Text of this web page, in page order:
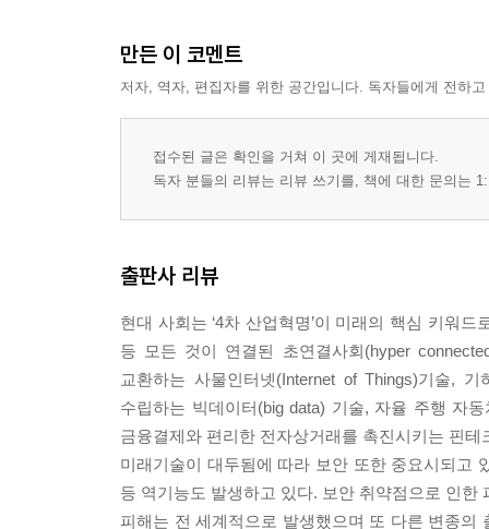
공짜 라면의 비밀
정보유출로 인한 피해
나를 다 아는 보이스피싱
내가 어디에 있는지 알리지 마라
사이버스토킹
나를 감시하는 사람들
내 정보의 가치
IoT를 통한 사생활 노출
4장. 지금은 스마트폰 시대
나의 분신, 스마트폰
스마트폰은 내 정보 창고
스마트폰의 화면 잠금
사과폰이 더 안전한 걸까?
주소 변경 문자의 비밀
만든 이 코멘트
저자, 역자, 편집자를 위한 공간입니다. 독자들에게 전하
접수된 글은 확인을 거쳐 이 곳에 게재됩니다.
독자 분들의 리뷰는 리뷰 쓰기를, 책에 대한 문의는
출판사 리뷰
현대 사회는 ‘4차 산업혁명’이 미래의 핵심 키워
등 모든 것이 연결된 초연결사회(hyper
교환하는 사물인터넷(Internet of Things)기술,
수립하는 빅데이터(big data) 기술, 자율 주행 자
금융결제와 편리한 전자상거래를 촉진시키는 핀
미래기술이 대두됨에 따라 보안 또한 중요시되고
등 역기능도 발생하고 있다. 보안 취약점으로 인
피해는 전 세계적으로 발생했으며 또 다른 변종